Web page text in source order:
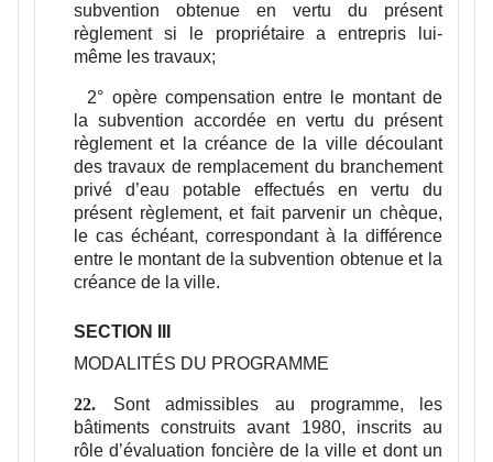
subvention obtenue en vertu du présent
règlement si le propriétaire a entrepris lui-
même les travaux;
2° opère compensation entre le montant de
la subvention accordée en vertu du présent
règlement et la créance de la ville découlant
des travaux de remplacement du branchement
privé d’eau potable effectués en vertu du
présent règlement, et fait parvenir un chèque,
le cas échéant, correspondant à la différence
entre le montant de la subvention obtenue et la
créance de la ville.
SECTION III
MODALITÉS DU PROGRAMME
22.
Sont admissibles au programme, les
bâtiments construits avant 1980, inscrits au
rôle d’évaluation foncière de la ville et dont un